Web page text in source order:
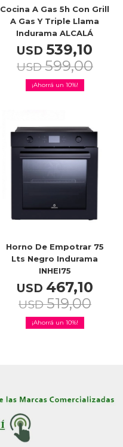
Cocina A Gas 5h Con Grill
A Gas Y Triple Llama
Indurama ALCALÁ
USD 539,10
USD 599,00
10
Horno De Empotrar 75
Lts Negro Indurama
INHEI75
USD 467,10
USD 519,00
10